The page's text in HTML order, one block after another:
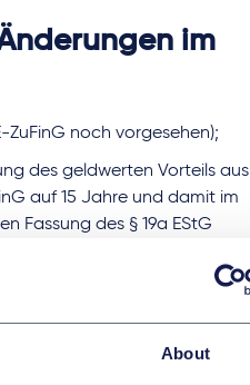
About
im
ZuFinG noch vorgesehen);
des geldwerten Vorteils aus
auf 15 Jahre und damit im
Fassung des § 19a EStG
in § 3 Nr. 39